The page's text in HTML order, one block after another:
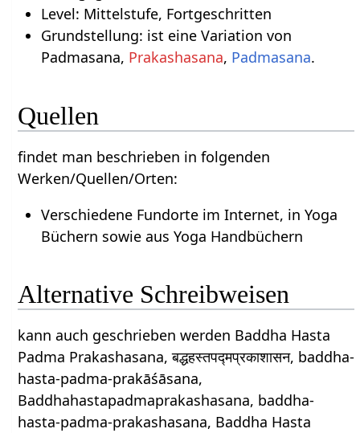
Level: Mittelstufe, Fortgeschritten
Grundstellung: ist eine Variation von
Padmasana, Prakashasana, Padmasana.
Quellen
findet man beschrieben in folgenden
Werken/Quellen/Orten:
Verschiedene Fundorte im Internet, in Yoga
Büchern sowie aus Yoga Handbüchern
Alternative Schreibweisen
kann auch geschrieben werden Baddha Hasta
Padma Prakashasana, बद्धहस्तपद्मप्रकाशासन, baddha-
hasta-padma-prakāśāsana,
Baddhahastapadmaprakashasana, baddha-
hasta-padma-prakashasana, Baddha Hasta